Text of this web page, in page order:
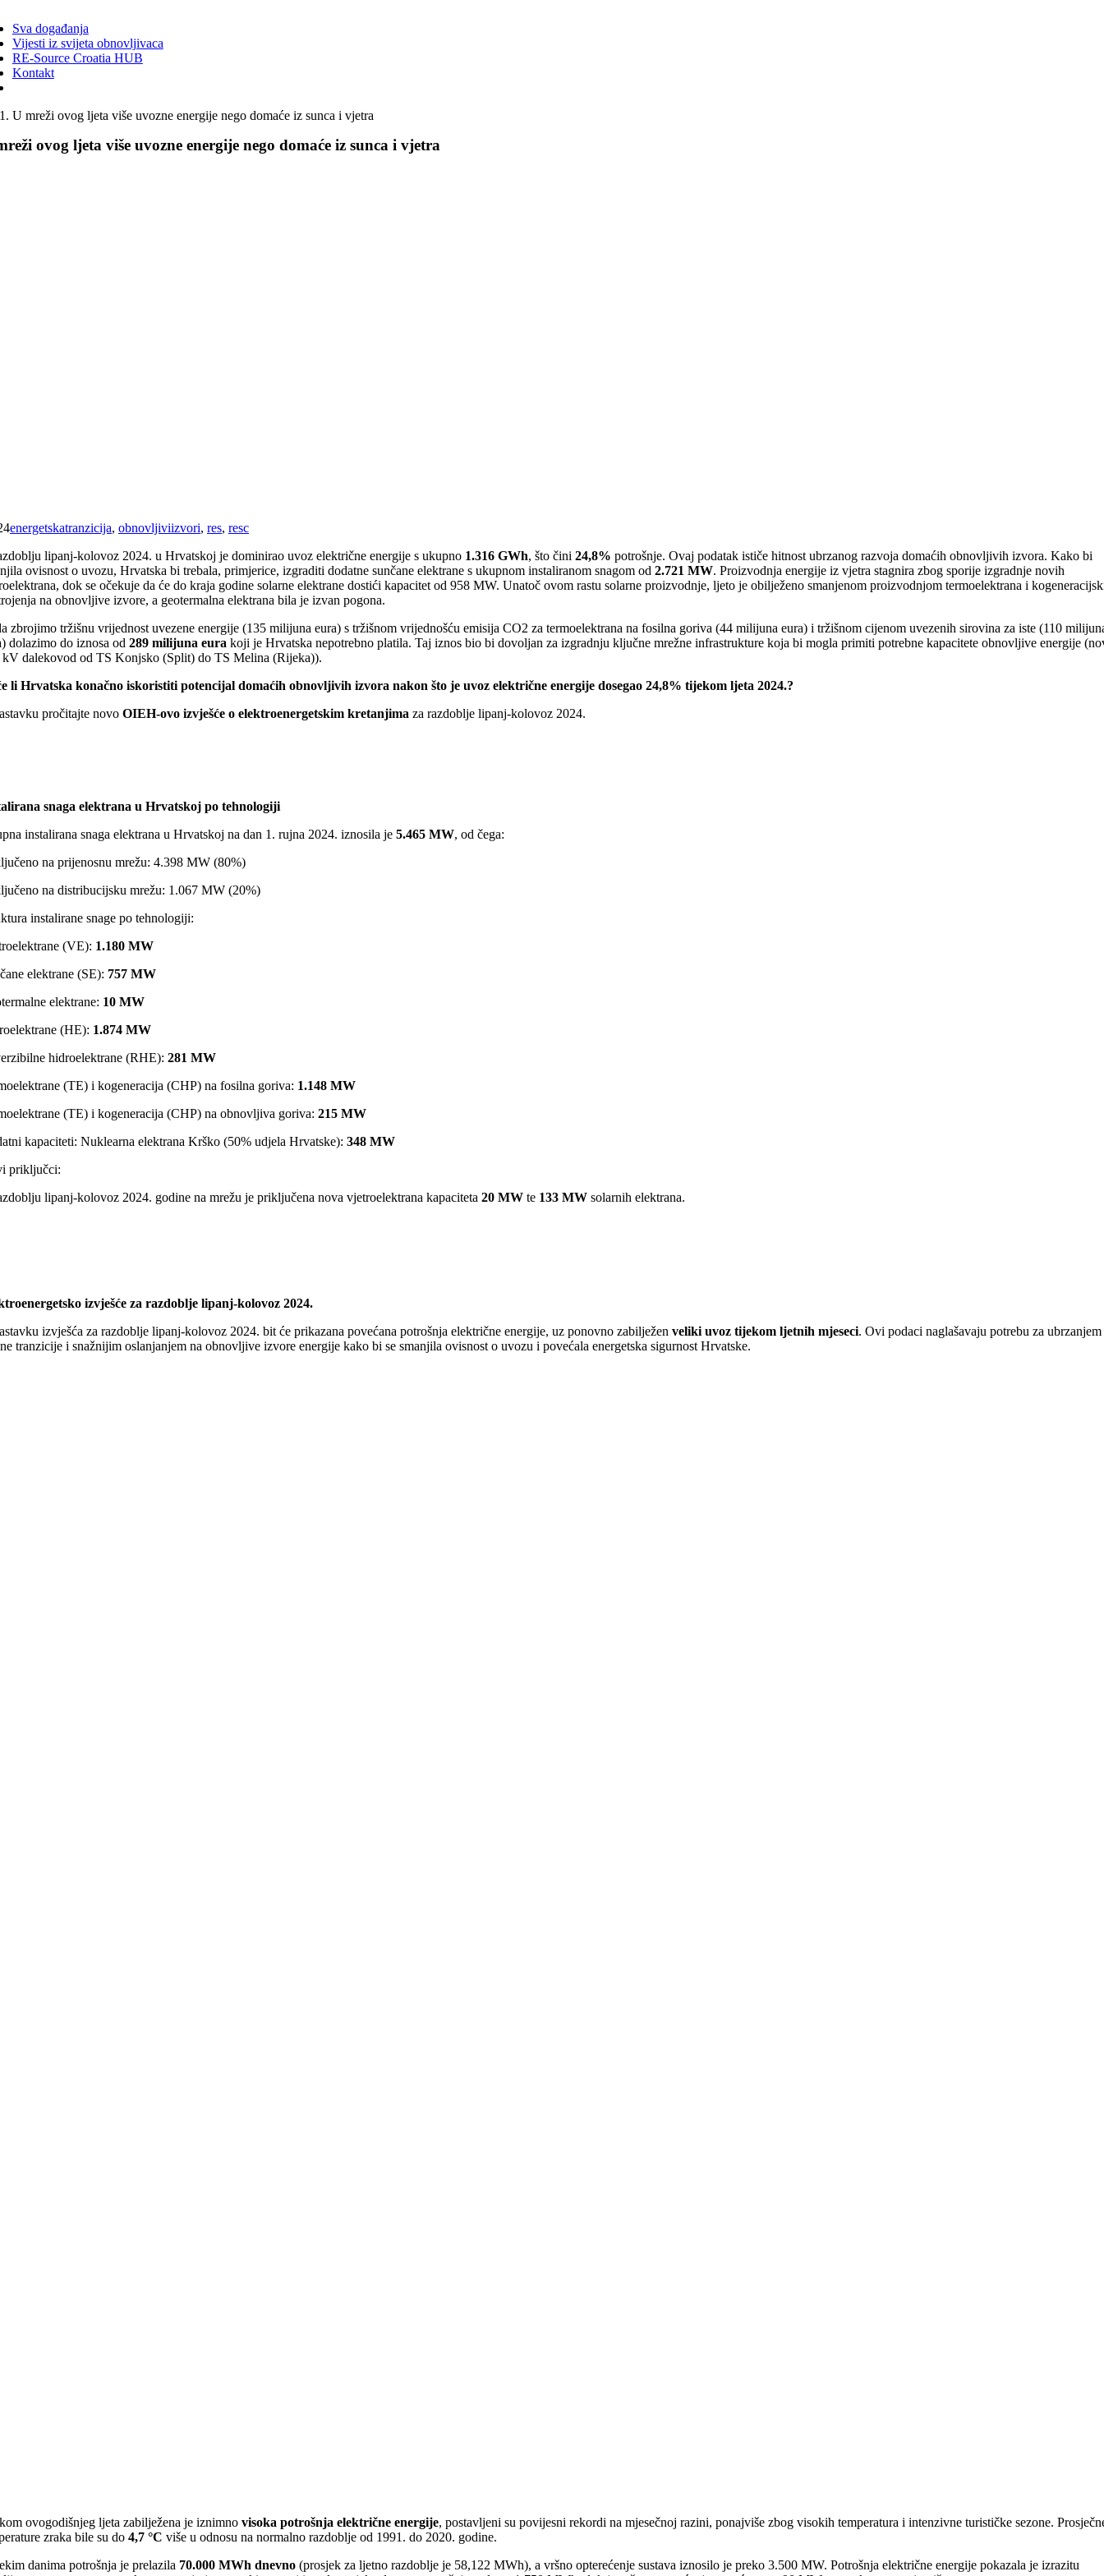
Sva događanja
Vijesti iz svijeta obnovljivaca
RE-Source Croatia HUB
Kontakt
U mreži ovog ljeta više uvozne energije nego domaće iz sunca i vjetra
ovog ljeta više uvozne energije nego domaće iz sunca i vjetra
energetskatranzicija, obnovljiviizvori, res, resc
lipanj-kolovoz 2024. u Hrvatskoj je dominirao uvoz električne energije s ukupno 1.316 GWh, što čini 24,8% potrošnje. Ovaj podatak ističe hitnost ubrzanog razvoja domaćih obnovljivih izvora. Kako bi
ovisnost o uvozu, Hrvatska bi trebala, primjerice, izgraditi dodatne sunčane elektrane s ukupnom instaliranom snagom od 2.721 MW. Proizvodnja energije iz vjetra stagnira zbog sporije izgradnje novih
dok se očekuje da će do kraja godine solarne elektrane dostići kapacitet od 958 MW. Unatoč ovom rastu solarne proizvodnje, ljeto je obilježeno smanjenom proizvodnjom termoelektrana i
na obnovljive izvore, a geotermalna elektrana bila je izvan pogona.
zbrojimo tržišnu vrijednost uvezene energije (135 milijuna eura) s tržišnom vrijednošću emisija CO2 za termoelektrana na fosilna goriva (44 milijuna eura) i tržišnom cijenom uvezenih sirovina za iste (110
dolazimo do iznosa od 289 milijuna eura koji je Hrvatska nepotrebno platila. Taj iznos bio bi dovoljan za izgradnju ključne mrežne infrastrukture koja bi mogla primiti potrebne kapacitete obnovljive energije
kV dalekovod od TS Konjsko (Split) do TS Melina (Rijeka)).
li Hrvatska konačno iskoristiti potencijal domaćih obnovljivih izvora nakon što je uvoz električne energije dosegao 24,8% tijekom ljeta 2024.?
pročitajte novo OIEH-ovo izvješće o elektroenergetskim kretanjima za razdoblje lipanj-kolovoz 2024.
snaga elektrana u Hrvatskoj po tehnologiji
instalirana snaga elektrana u Hrvatskoj na dan 1. rujna 2024. iznosila je 5.465 MW, od čega:
na prijenosnu mrežu: 4.398 MW (80%)
na distribucijsku mrežu: 1.067 MW (20%)
instalirane snage po tehnologiji:
(VE): 1.180 MW
elektrane (SE): 757 MW
elektrane: 10 MW
(HE): 1.874 MW
hidroelektrane (RHE): 281 MW
(TE) i kogeneracija (CHP) na fosilna goriva: 1.148 MW
(TE) i kogeneracija (CHP) na obnovljiva goriva: 215 MW
kapaciteti: Nuklearna elektrana Krško (50% udjela Hrvatske): 348 MW
priključci:
lipanj-kolovoz 2024. godine na mrežu je priključena nova vjetroelektrana kapaciteta 20 MWte 133 MWsolarnih elektrana.
izvješće za razdoblje lipanj-kolovoz 2024.
izvješća za razdoblje lipanj-kolovoz 2024. bit će prikazana povećana potrošnja električne energije, uz ponovno zabilježen veliki uvoz tijekom ljetnih mjeseci. Ovi podaci naglašavaju potrebu za ubrzanjem
tranzicije i snažnijim oslanjanjem na obnovljive izvore energije kako bi se smanjila ovisnost o uvozu i povećala energetska sigurnost Hrvatske.
ovogodišnjeg ljeta zabilježena je iznimno visoka potrošnja električne energije, postavljeni su povijesni rekordi na mjesečnoj razini, ponajviše zbog visokih temperatura i intenzivne turističke sezone.
zraka bile su do 4,7 °C više u odnosu na normalno razdoblje od 1991. do 2020. godine.
danima potrošnja je prelazila 70.000 MWh dnevno(prosjek za ljetno razdoblje je 58,122 MWh), a vršno opterećenje sustava iznosilo je preko 3.500 MW. Potrošnja električne energije pokazala je izrazitu